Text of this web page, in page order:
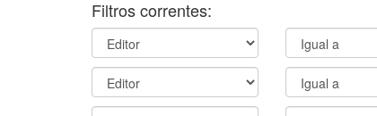
Filtros correntes: